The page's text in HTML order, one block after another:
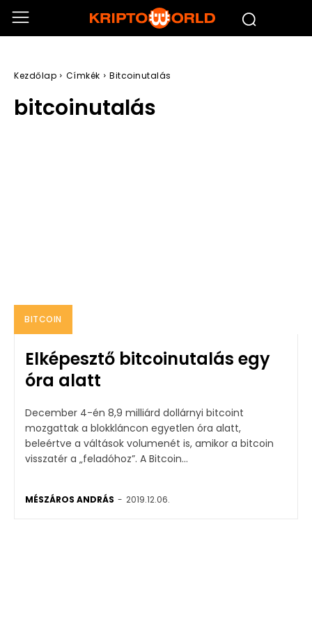
Kezdőlap Címkék Bitcoinutalás
bitcoinutalás
BITCOIN
Elképesztő bitcoinutalás egy
óra alatt
December 4-én 8,9 milliárd dollárnyi bitcoint
mozgattak a blokkláncon egyetlen óra alatt,
beleértve a váltások volumenét is, amikor a bitcoin
visszatér a „feladóhoz”. A Bitcoin...
MÉSZÁROS ANDRÁS - 2019.12.06.